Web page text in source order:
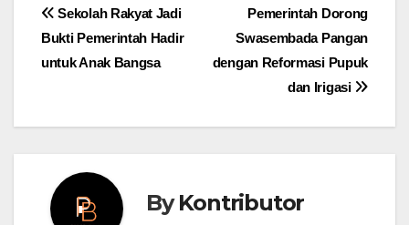
Post
navigation
Pemerintah Dorong
Swasembada Pangan
dengan Reformasi Pupuk
dan Irigasi
Sekolah Rakyat Jadi
Bukti Pemerintah Hadir
untuk Anak Bangsa
ByKontributor